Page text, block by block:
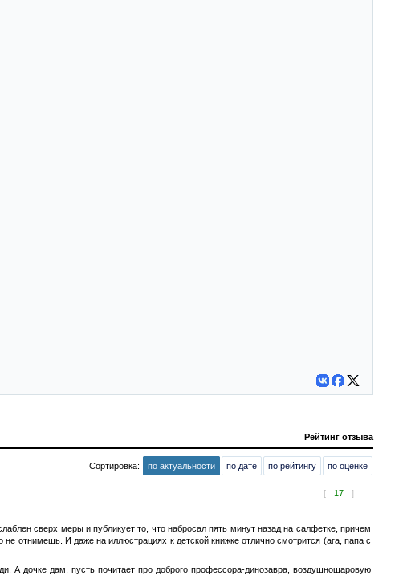
Рейтинг отзыва
Сортировка: по актуальности по дате по рейтингу по оценке
[ 17 ]
сверх меры и публикует то, что набросал пять минут назад на салфетке, причем
отнимешь. И даже на иллюстрациях к детской книжке отлично смотрится (ага, папа с
дочке дам, пусть почитает про доброго профессора-динозавра, воздушношаровую